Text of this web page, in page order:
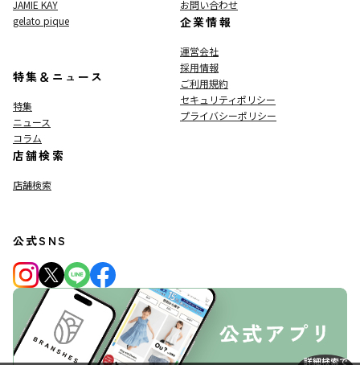
JAMIE KAY
gelato pique
特集＆ニュース
特集
ニュース
コラム
店舗検索
店舗検索
お問い合わせ
企業情報
運営会社
採用情報
ご利用規約
セキュリティポリシー
プライバシーポリシー
公式SNS
詳細検索で